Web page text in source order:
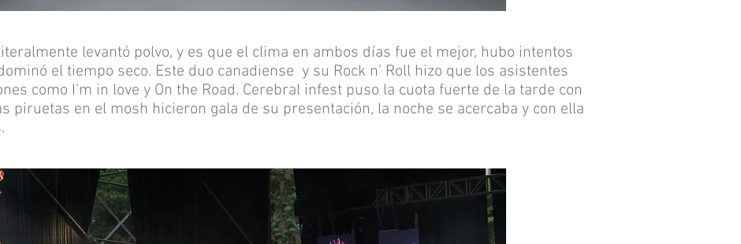
levantó polvo, y es que el clima en ambos días fue el mejor, hubo intentos
el tiempo seco. Este duo canadiense y su Rock n’ Roll hizo que los asistentes
como I’m in love y On the Road. Cerebral infest puso la cuota fuerte de la tarde con
piruetas en el mosh hicieron gala de su presentación, la noche se acercaba y con ella